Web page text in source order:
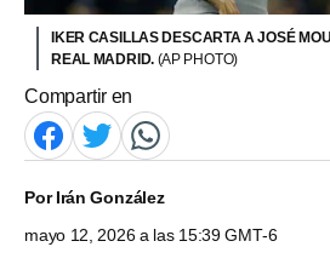
IKER CASILLAS DESCARTA A JOSÉ
REAL MADRID. (AP PHOTO)
Compartir en
PorIrán González
mayo 12, 2026 a las 15:39 GMT-6